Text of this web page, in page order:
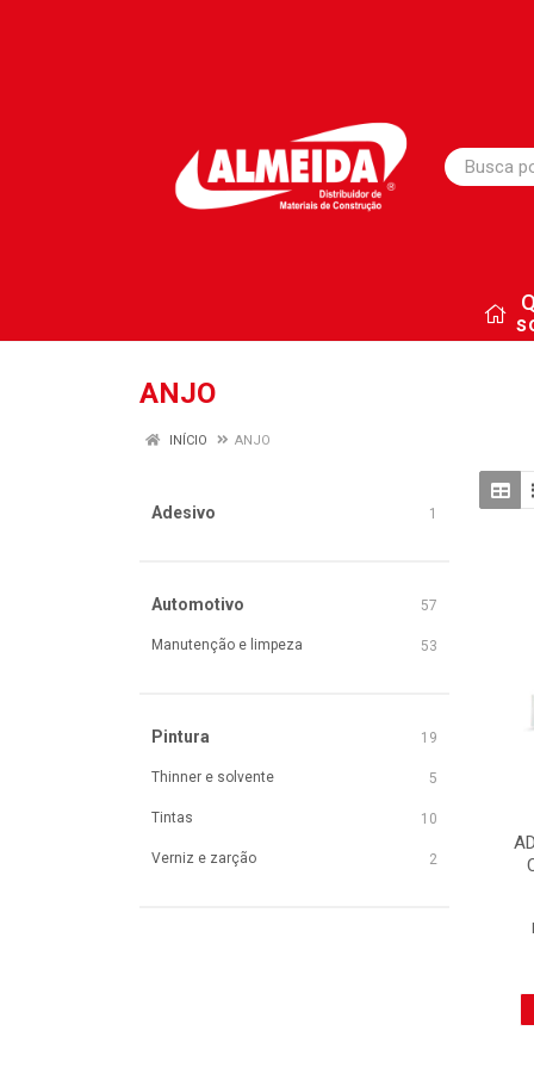
ANJO
INÍCIO ANJO
Adesivo 1
Automotivo 57
Manutenção e limpeza 53
Pintura 19
Thinner e solvente 5
Tintas 10
Verniz e zarção 2